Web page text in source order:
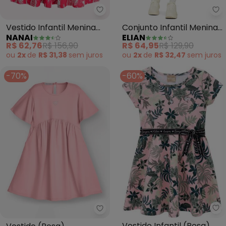
Nanai - Vestido Infantil Menina
Vestido Infantil Menina
Estampa (Rosa)
NANAI
R$ 62,76R$ 156,90
ou 2x de R$ 31,38 sem juros
Conjunto Infantil Menina
com Sobreposição
(Rosa)
ELIAN
R$ 64,95R$ 129,90
ou 2x de R$ 32,47 sem juros
-70%
Trick Nick - Vestido (Rosa)
-60%